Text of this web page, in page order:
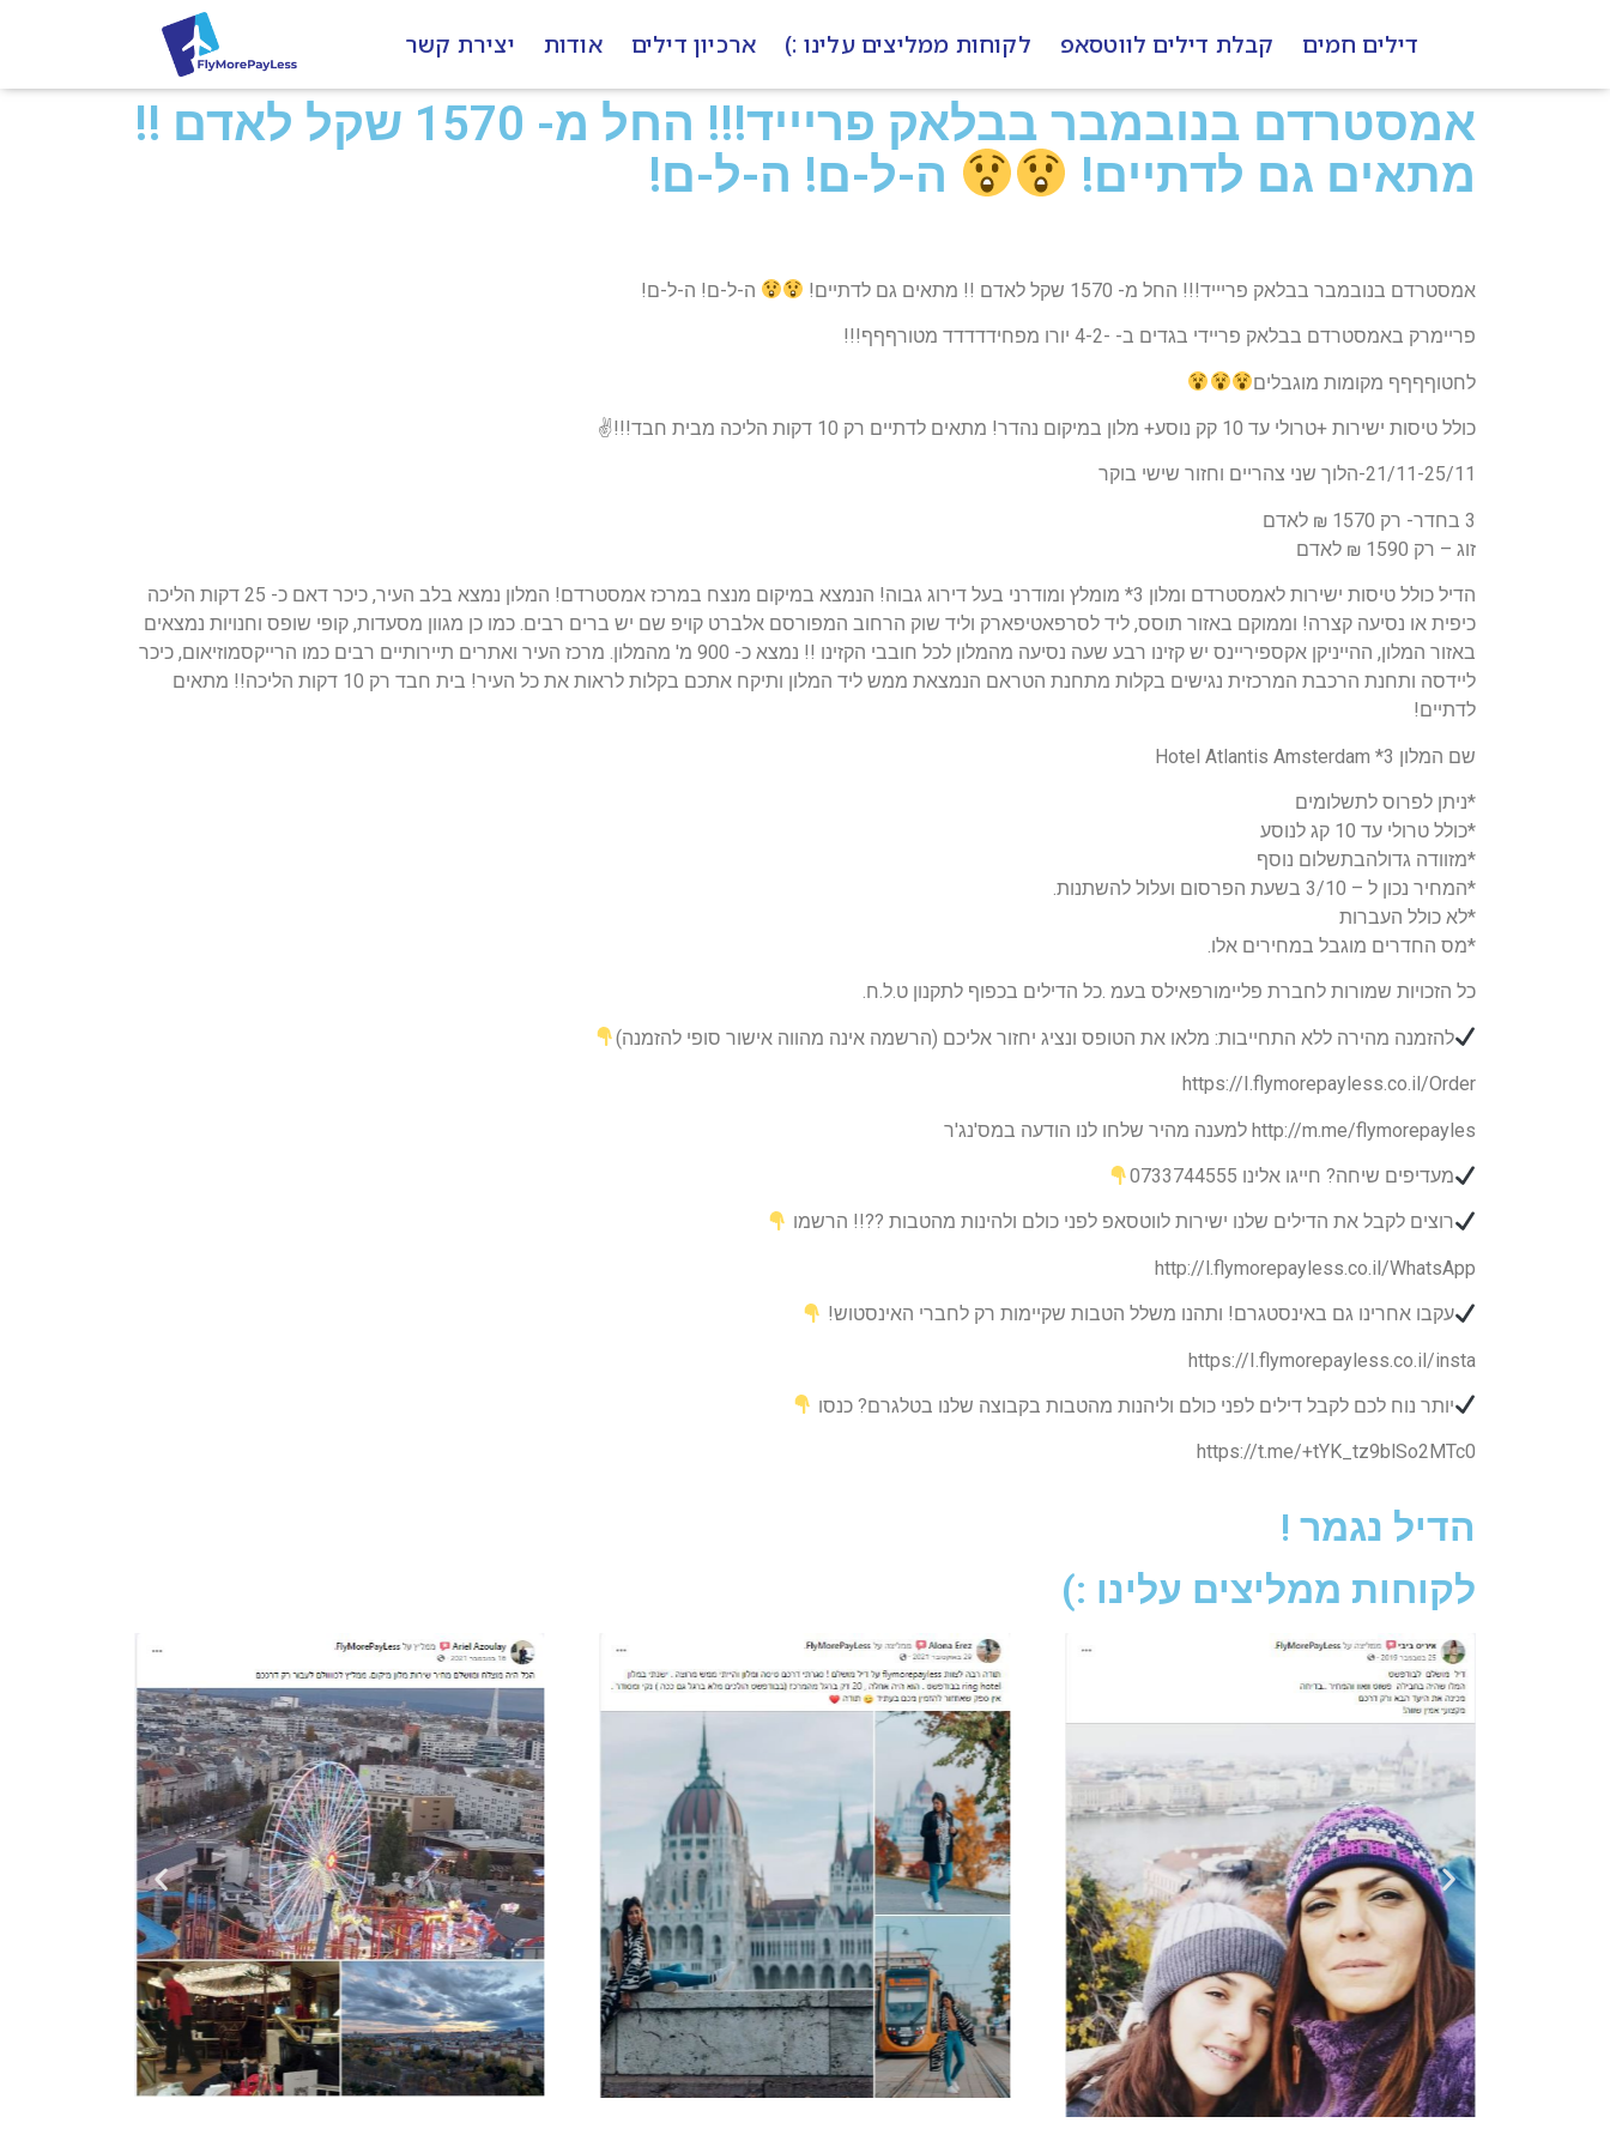
דילים חמים קבלת דילים לווטסאפ לקוחות ממליצים עלינו :) ארכיון דילים אודות יצירת קשר
אמסטרדם בנובמבר בבלאק פריייד!!! החל מ- 1570 שקל לאדם !!
מתאים גם לדתיים!
ה-ל-ם! ה-ל-ם!
אמסטרדם בנובמבר בבלאק פריייד!!! החל מ- 1570 שקל לאדם !! מתאים גם לדתיים! ה-ל-ם! ה-ל-ם!
פריימרק באמסטרדם בבלאק פריידי בגדים ב- -4-2 יורו מפחידדדדד מטורףףף!!!
לחטוףףףף מקומות מוגבלים
כולל טיסות ישירות +טרולי עד 10 קק נוסע+ מלון במיקום נהדר! מתאים לדתיים רק 10 דקות הליכה מבית חבד!!!✌
21/11-25/11-הלוך שני צהריים וחזור שישי בוקר
3 בחדר- רק 1570 ₪ לאדם
זוג – רק 1590 ₪ לאדם
הדיל כולל טיסות ישירות לאמסטרדם ומלון 3* מומלץ ומודרני בעל דירוג גבוה! הנמצא במיקום מנצח במרכז אמסטרדם! המלון נמצא בלב העיר, כיכר דאם כ- 25 דקות הליכה
כיפית או נסיעה קצרה! וממוקם באזור תוסס, ליד לסרפאטיפארק וליד שוק הרחוב המפורסם אלברט קויפ שם יש ברים רבים. כמו כן מגוון מסעדות, קופי שופס וחנויות נמצאים
באזור המלון, ההייניקן אקספיריינס יש קזינו רבע שעה נסיעה מהמלון לכל חובבי הקזינו !! נמצא כ- 900 מ' מהמלון. מרכז העיר ואתרים תיירותיים רבים כמו הרייקסמוזיאום, כיכר
ליידסה ותחנת הרכבת המרכזית נגישים בקלות מתחנת הטראם הנמצאת ממש ליד המלון ותיקח אתכם בקלות לראות את כל העיר! בית חבד רק 10 דקות הליכה!! מתאים
לדתיים!
שם המלון 3* Hotel Atlantis Amsterdam
*ניתן לפרוס לתשלומים
*כולל טרולי עד 10 קג לנוסע
*מזוודה גדולהבתשלום נוסף
*המחיר נכון ל – 3/10 בשעת הפרסום ועלול להשתנות.
*לא כולל העברות
*מס החדרים מוגבל במחירים אלו.
כל הזכויות שמורות לחברת פליימורפאילס בעמ .כל הדילים בכפוף לתקנון ט.ל.ח.
להזמנה מהירה ללא התחייבות: מלאו את הטופס ונציג יחזור אליכם (הרשמה אינה מהווה אישור סופי להזמנה)
https://I.flymorepayless.co.il/Order
http://m.me/flymorepayles למענה מהיר שלחו לנו הודעה במס'נג'ר
מעדיפים שיחה? חייגו אלינו 0733744555
רוצים לקבל את הדילים שלנו ישירות לווטסאפ לפני כולם ולהינות מהטבות ??!! הרשמו
http://l.flymorepayless.co.il/WhatsApp
עקבו אחרינו גם באינסטגרם! ותהנו משלל הטבות שקיימות רק לחברי האינסטוש!
https://I.flymorepayless.co.il/insta
יותר נוח לכם לקבל דילים לפני כולם וליהנות מהטבות בקבוצה שלנו בטלגרם? כנסו
https://t.me/+tYK_tz9blSo2MTc0
הדיל נגמר !
לקוחות ממליצים עלינו :)